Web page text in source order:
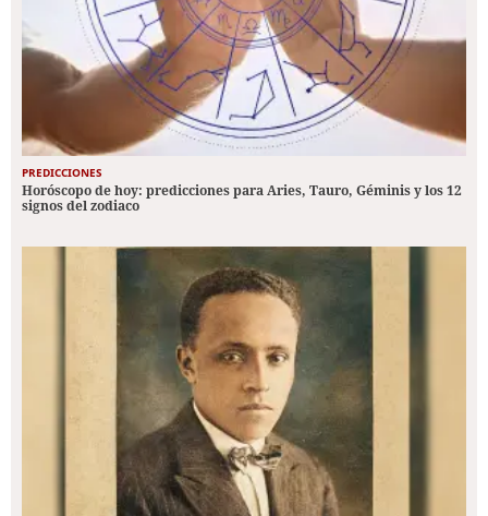
PREDICCIONES
Horóscopo de hoy: predicciones para Aries, Tauro, Géminis y los 12
signos del zodiaco